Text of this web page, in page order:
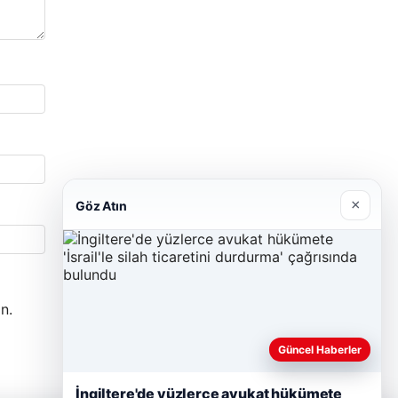
Göz Atın ×
Güncel Haberler
İngiltere'de yüzlerce avukat hükümete